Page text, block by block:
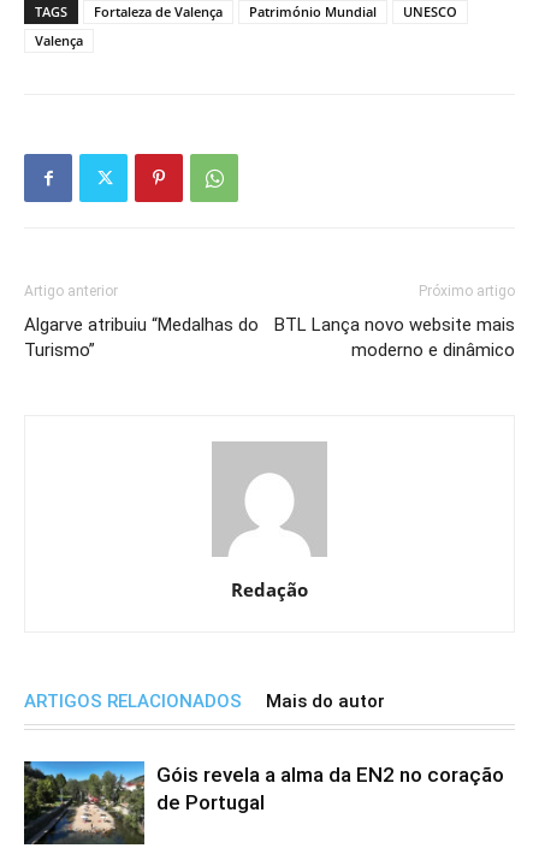
TAGS Fortaleza de Valença Património Mundial
UNESCO
Valença
Artigo anterior
Algarve atribuiu “Medalhas do
Turismo”
Próximo artigo
BTL Lança novo website mais
moderno e dinâmico
Redação
ARTIGOS RELACIONADOS Mais do autor
Góis revela a alma da EN2 no coração
de Portugal